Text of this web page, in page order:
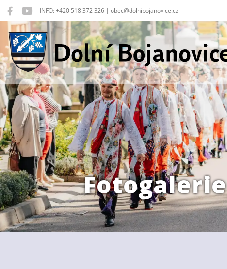
INFO: +420 518 372 326 | obec@dolnibojanovice.cz
Dolní Bojanovice
Fotogalerie